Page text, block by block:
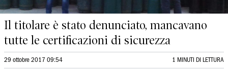
Il titolare è stato denunciato, mancavano
tutte le certificazioni di sicurezza
29 ottobre 2017 09:54 1 MINUTI DI LETTURA